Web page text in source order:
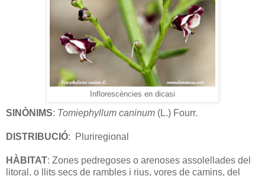
Inflorescències en dicasi
SINÒNIMS: Tomiephyllum caninum (L.) Fourr.
DISTRIBUCIÓ: Pluriregional
HÀBITAT: Zones pedregoses o arenoses assolellades del
litoral, o llits secs de rambles i rius, vores de camins, del